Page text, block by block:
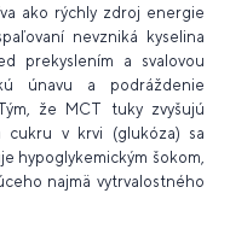
ako rýchly zdroj energie
nevzniká kyselina
prekyslením a svalovou
únavu a podráždenie
že MCT tuky zvyšujú
cukru v krvi (glukóza) sa
hypoglykemickým šokom,
najmä vytrvalostného